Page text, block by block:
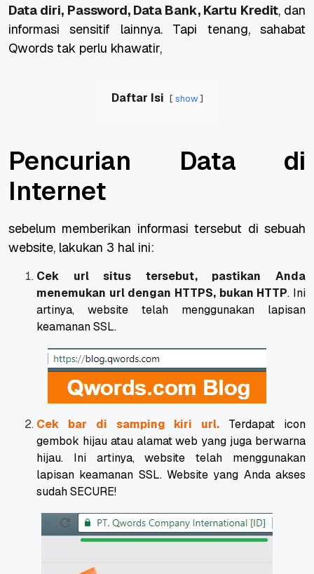
Data diri, Password, Data Bank, Kartu Kredit, dan
informasi sensitif lainnya. Tapi tenang, sahabat
Qwords tak perlu khawatir,
Daftar Isi show
Pencurian Data di
Internet
sebelum memberikan informasi tersebut di sebuah
website, lakukan 3 hal ini:
Cek url situs tersebut, pastikan Anda
menemukan url dengan HTTPS, bukan HTTP. Ini
artinya, website telah menggunakan lapisan
keamanan SSL.
Cek bar di samping kiri url. Terdapat icon
gembok hijau atau alamat web yang juga berwarna
hijau. Ini artinya, website telah menggunakan
lapisan keamanan SSL. Website yang Anda akses
sudah SECURE!